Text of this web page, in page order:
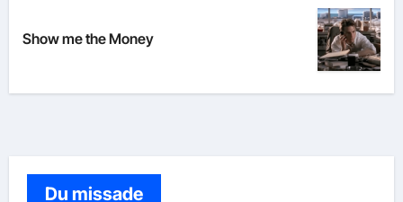
Show me the Money
Du missade